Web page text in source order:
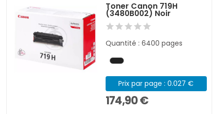
Toner Canon 719H
(3480B002) Noir
Quantité : 6400 pages
Prix par page : 0.027 €
174,90 €